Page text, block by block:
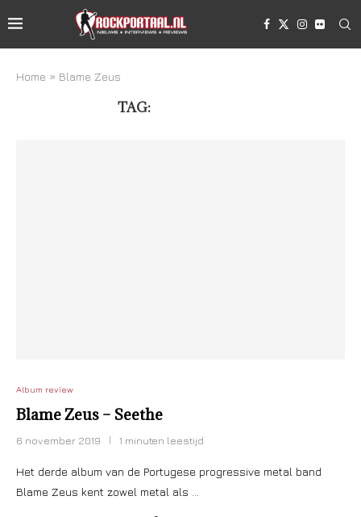
Home » Blame Zeus
TAG:
Album review
Blame Zeus – Seethe
6 november 2019 1 minuten leestijd
Het derde album van de Portugese progressive metal band
Blame Zeus kent zowel metal als …